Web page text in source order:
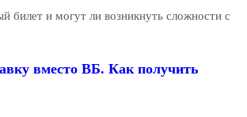
билет и могут ли возникнуть сложности с
вместо ВБ. Как получить